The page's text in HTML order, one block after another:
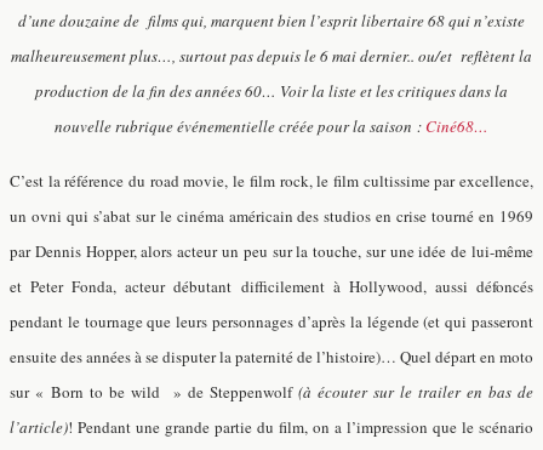
d’une douzaine de films qui, marquent bien l’esprit libertaire 68 qui n’existe
malheureusement plus…, surtout pas depuis le 6 mai dernier.. ou/et reflètent la
production de la fin des années 60… Voir la liste et les critiques dans la
nouvelle rubrique événementielle créée pour la saison :Ciné68…
C’est la référence du road movie, le film rock, le film cultissime par excellence,
un ovni qui s’abat sur le cinéma américain des studios en crise tourné en 1969
par Dennis Hopper, alors acteur un peu sur la touche, sur une idée de lui-même
et Peter Fonda, acteur débutant difficilement à Hollywood, aussi défoncés
pendant le tournage que leurs personnages d’après la légende (et qui passeront
ensuite des années à se disputer la paternité de l’histoire)… Quel départ en moto
sur « Born to be wild » de Steppenwolf (à écouter sur le trailer en bas de
l’article)! Pendant une grande partie du film, on a l’impression que le scénario